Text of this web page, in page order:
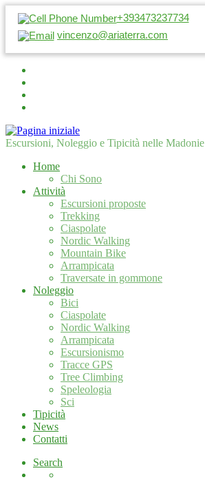
+393473237734
vincenzo@ariaterra.com
Escursioni, Noleggio e Tipicità nelle Madonie
Home
Chi Sono
Attività
Escursioni proposte
Trekking
Ciaspolate
Nordic Walking
Mountain Bike
Arrampicata
Traversate in gommone
Noleggio
Bici
Ciaspolate
Nordic Walking
Arrampicata
Escursionismo
Tracce GPS
Tree Climbing
Speleologia
Sci
Tipicità
News
Contatti
Search